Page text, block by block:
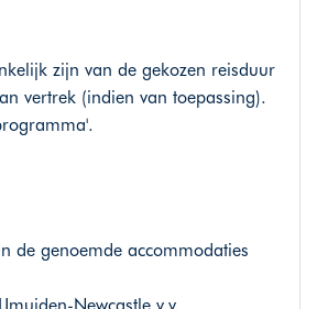
zijn van de gekozen reisduur
vertrek (indien van toepassing).
de genoemde accommodaties